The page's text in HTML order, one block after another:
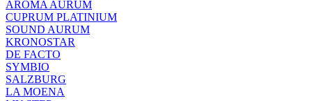
AROMA AURUM
CUPRUM PLATINIUM
SOUND AURUM
KRONOSTAR
DE FACTO
SYMBIO
SALZBURG
LA MOENA